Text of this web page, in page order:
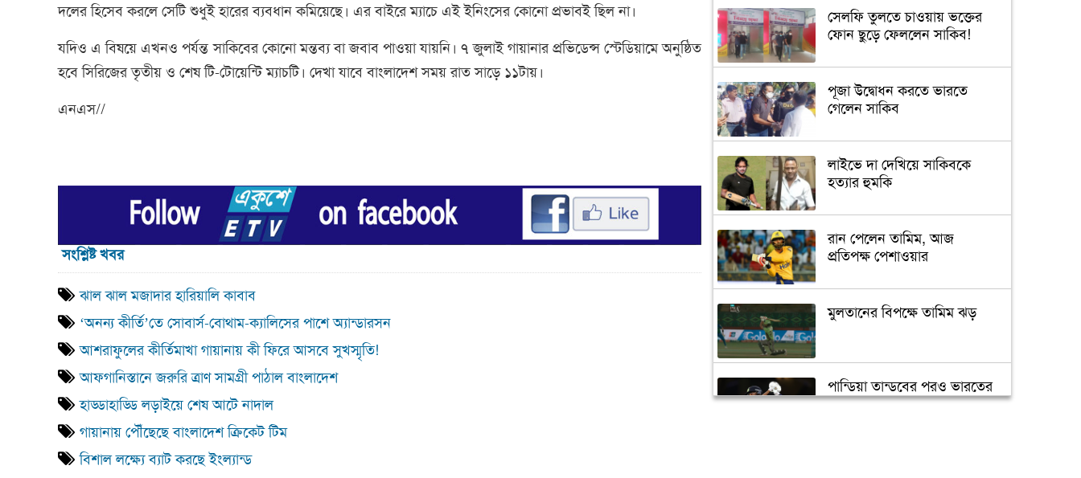
দলের হিসেব করলে সেটি শুধুই হারের ব্যবধান কমিয়েছে। এর বাইরে ম্যাচে এই ইনিংসের কোনো প্রভাবই ছিল না।
যদিও এ বিষয়ে এখনও পর্যন্ত সাকিবের কোনো মন্তব্য বা জবাব পাওয়া যায়নি। ৭ জুলাই গায়ানার প্রভিডেন্স স্টেডিয়ামে অনুষ্ঠিত
হবে সিরিজের তৃতীয় ও শেষ টি-টোয়েন্টি ম্যাচটি। দেখা যাবে বাংলাদেশ সময় রাত সাড়ে ১১টায়।
এনএস//
সংশ্লিষ্ট খবর
ঝাল ঝাল মজাদার হারিয়ালি কাবাব
‘অনন্য কীর্তি’তে সোবার্স-বোথাম-ক্যালিসের পাশে অ্যান্ডারসন
আশরাফুলের কীর্তিমাখা গায়ানায় কী ফিরে আসবে সুখস্মৃতি!
আফগানিস্তানে জরুরি ত্রাণ সামগ্রী পাঠাল বাংলাদেশ
হাড্ডাহাড্ডি লড়াইয়ে শেষ আটে নাদাল
গায়ানায় পৌঁছেছে বাংলাদেশ ক্রিকেট টিম
বিশাল লক্ষ্যে ব্যাট করছে ইংল্যান্ড
সেলফি তুলতে চাওয়ায় ভক্তের
ফোন ছুড়ে ফেললেন সাকিব!
পূজা উদ্বোধন করতে ভারতে
গেলেন সাকিব
লাইভে দা দেখিয়ে সাকিবকে
হত্যার হুমকি
রান পেলেন তামিম, আজ
প্রতিপক্ষ পেশাওয়ার
মুলতানের বিপক্ষে তামিম ঝড়
পান্ডিয়া তান্ডবের পরও ভারতের
বড় পরাজয়